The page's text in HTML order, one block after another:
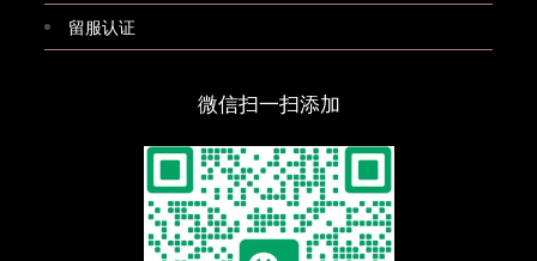
留服认证
微信扫一扫添加